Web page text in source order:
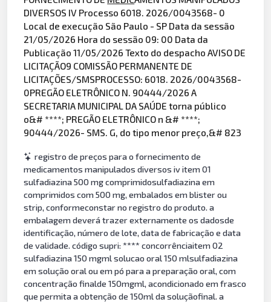
DIVERSOS IV Processo 6018. 2026/0043568- 0
Local de execução São Paulo - SP Data da sessão
21/05/2026 Hora do sessão 09: 00 Data da
Publicação 11/05/2026 Texto do despacho AVISO DE
LICITAÇÃO9 COMISSÃO PERMANENTE DE
LICITAÇÕES/SMSPROCESSO: 6018. 2026/0043568-
0PREGÃO ELETRÔNICO N. 90444/2026 A
SECRETARIA MUNICIPAL DA SAÚDE torna público
o&# ****; PREGÃO ELETRÔNICO n &# ****;
90444/2026- SMS. G, do tipo menor preço,&# 823
registro de preços para o fornecimento de
medicamentos manipulados diversos iv item 01
sulfadiazina 500 mg comprimidosulfadiazina em
comprimidos com 500 mg, embalados em blister ou
strip, conformeconstar no registro do produto. a
embalagem deverá trazer externamente os dadosde
identificação, número de lote, data de fabricação e data
de validade. código supri: **** concorrênciaitem 02
sulfadiazina 150 mgml solucao oral 150 mlsulfadiazina
em solução oral ou em pó para a preparação oral, com
concentração finalde 150mgml, acondicionado em frasco
que permita a obtenção de 150ml da soluçãofinal. a